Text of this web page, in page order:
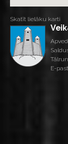
Skatīt lielāku karti
E-